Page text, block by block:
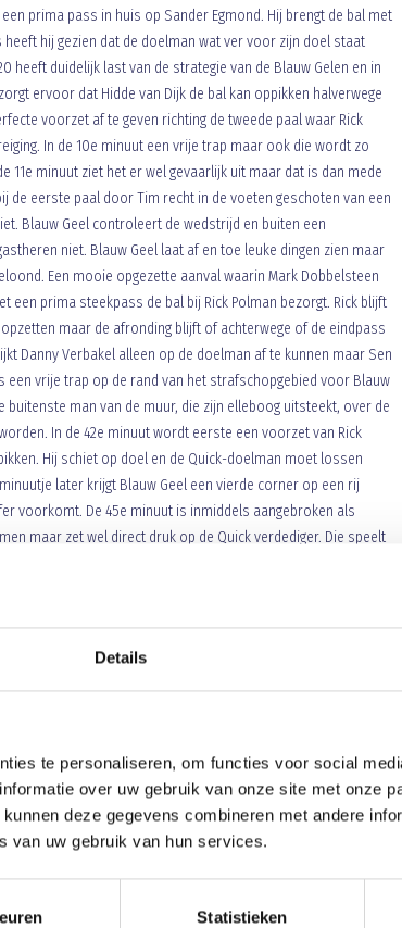
Details
te personaliseren, om functies voor social
over uw gebruik van onze site met onze
deze gegevens combineren met andere
van uw gebruik van hun services.
Statistieken
prima pass in huis op Sander Egmond. Hij brengt de bal met
hij gezien dat de doelman wat ver voor zijn doel staat
heeft duidelijk last van de strategie van de Blauw Gelen en in
ervoor dat Hidde van Dijk de bal kan oppikken halverwege
voorzet af te geven richting de tweede paal waar Rick
In de 10e minuut een vrije trap maar ook die wordt zo
11e minuut ziet het er wel gevaarlijk uit maar dat is dan mede
eerste paal door Tim recht in de voeten geschoten van een
Blauw Geel controleert de wedstrijd en buiten een
niet. Blauw Geel laat af en toe leuke dingen zien maar
Een mooie opgezette aanval waarin Mark Dobbelsteen
een prima steekpass de bal bij Rick Polman bezorgt. Rick blijft
maar de afronding blijft of achterwege of de eindpass
Danny Verbakel alleen op de doelman af te kunnen maar Sen
een vrije trap op de rand van het strafschopgebied voor Blauw
buitenste man van de muur, die zijn elleboog uitsteekt, over de
In de 42e minuut wordt eerste een voorzet van Rick
Hij schiet op doel en de Quick-doelman moet lossen
later krijgt Blauw Geel een vierde corner op een rij
voorkomt. De 45e minuut is inmiddels aangebroken als
maar zet wel direct druk op de Quick verdediger. Die speelt
de bal op het lichaam van Danny Verbakel die vervolgens
hem moet hij eigenlijk een hattrick door zijn derde doelpunt
Een doelpunt had het duel vroegtijdig beslist. Helaas bleef